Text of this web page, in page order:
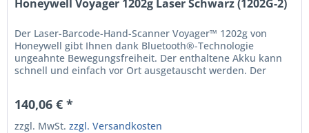
Honeywell Voyager 1202g Laser Schwarz (1202G-2)
Der Laser-Barcode-Hand-Scanner Voyager™ 1202g von
Honeywell gibt Ihnen dank Bluetooth®-Technologie
ungeahnte Bewegungsfreiheit. Der enthaltene Akku kann
schnell und einfach vor Ort ausgetauscht werden. Der
Scanner. Mit der exklusiven Laser-Scanning-Technologie
der...
140,06 € *
zzgl. MwSt.zzgl. Versandkosten